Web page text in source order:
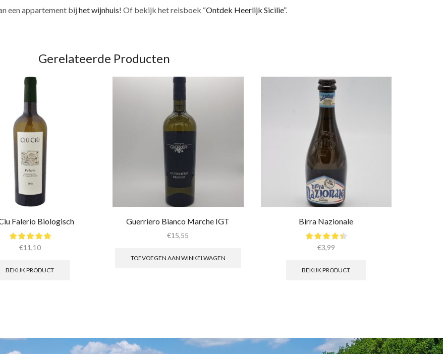
een appartement bijhet wijnhuis! Of bekijk het reisboek “Ontdek Heerlijk Sicilie”.
Gerelateerde Producten
Falerio Biologisch
€11,10
BEKIJK PRODUCT
Guerriero Bianco Marche IGT
€15,55
TOEVOEGEN AAN WINKELWAGEN
Birra Nazionale
€3,99
BEKIJK PRODUCT